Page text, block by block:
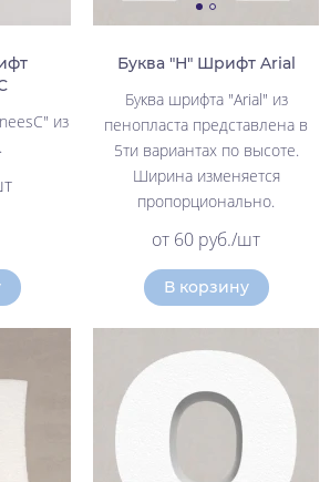
из
Буква "Н" Шрифт Arial
Буква шрифта "Arial" из
пенопласта представлена в
5ти вариантах по высоте.
Ширина изменяется
пропорционально.
от 60 руб./шт
В корзину